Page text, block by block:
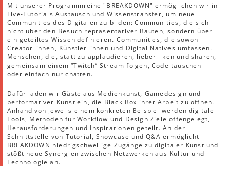
Mit unserer Programmreihe "BREAKDOWN" ermöglichen wir in
Live-Tutorials Austausch und Wissenstransfer, um neue
Communities des Digitalen zu bilden: Communities, die sich
nicht über den Besuch repräsentativer Bauten, sondern über
ein geteiltes Wissen definieren. Communities, die sowohl
Creator_innen, Künstler_innen und Digital Natives umfassen.
Menschen, die, statt zu applaudieren, lieber liken und sharen,
gemeinsam einem “Twitch” Stream folgen, Code tauschen
oder einfach nur chatten.
Dafür laden wir Gäste aus Medienkunst, Gamedesign und
performativer Kunst ein, die Black Box ihrer Arbeit zu öffnen.
Anhand von jeweils einem konkreten Beispiel werden digitale
Tools, Methoden für Workflow und Design Ziele offengelegt,
Herausforderungen und Inspirationen geteilt. An der
Schnittstelle von Tutorial, Showcase und Q&A ermöglicht
BREAKDOWN niedrigschwellige Zugänge zu digitaler Kunst und
stößt neue Synergien zwischen Netzwerken aus Kultur und
Technologie an.